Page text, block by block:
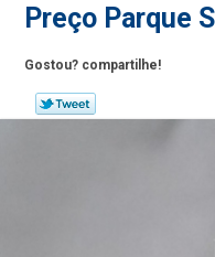
Preço Parque
Gostou? compartilhe!